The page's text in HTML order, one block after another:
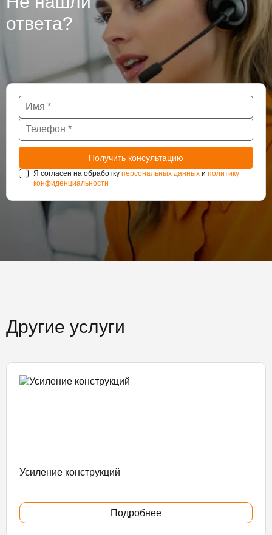
нуждаются в постоянном наблюдении за
состоянием гидроизоляции.
ответа?
Я согласен на обработку персональных данных и политику
конфиденциальности
Другие услуги
Усиление конструкций
Подробнее